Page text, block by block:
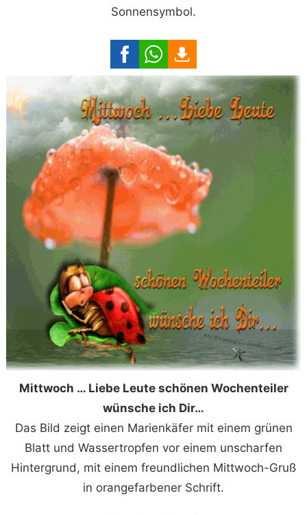
Sonnensymbol.
Mittwoch … Liebe Leute schönen Wochenteiler
wünsche ich Dir…
Das Bild zeigt einen Marienkäfer mit einem grünen
Blatt und Wassertropfen vor einem unscharfen
Hintergrund, mit einem freundlichen Mittwoch-Gruß
in orangefarbener Schrift.